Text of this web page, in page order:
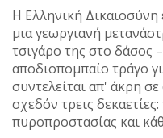
Η Ελληνική
μια γεωργιανή
τσιγάρο της στο δάσος
αποδιοπομπαίο τράγο
συντελείται απ' άκρη
σχεδόν τρεις
πυροπροστασίας και